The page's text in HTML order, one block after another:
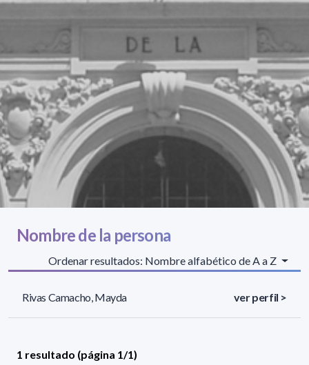
Nombre de la persona
Ordenar resultados: Nombre alfabético de A a Z
Rivas Camacho, Mayda ver perfil >
1 resultado (página 1/1)